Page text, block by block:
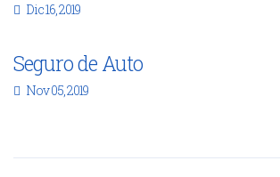
Dic 16, 2019
Seguro de Auto
Nov 05, 2019